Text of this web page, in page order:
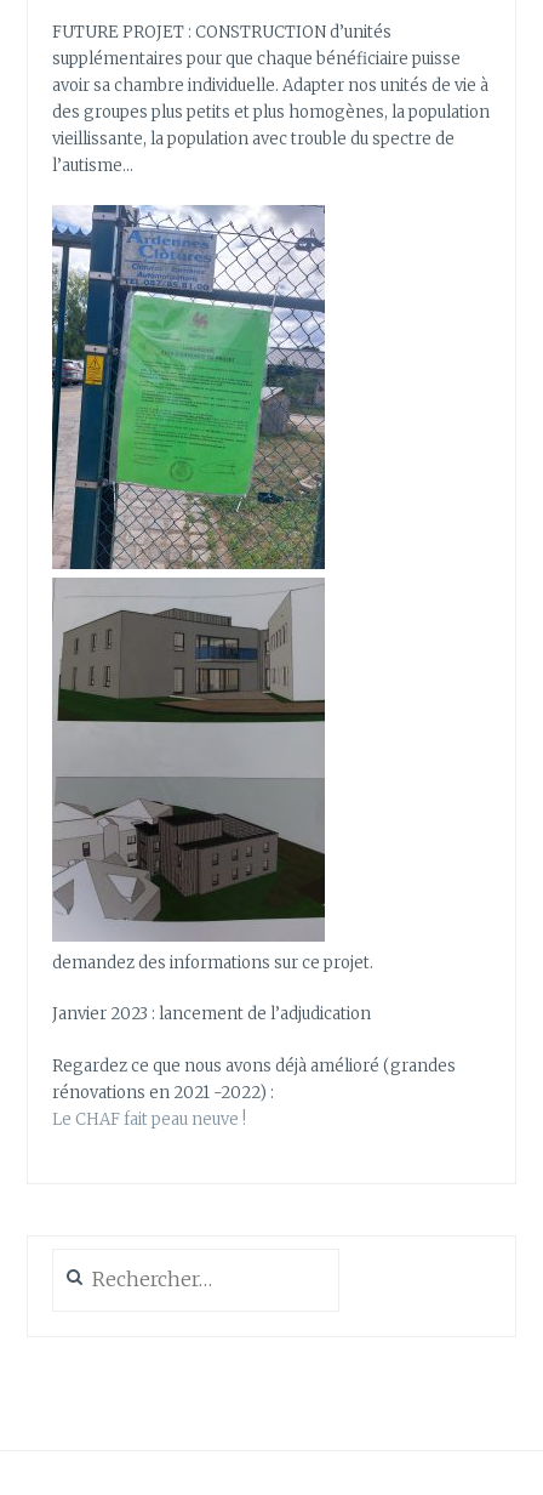
FUTURE PROJET : CONSTRUCTION d’unités
supplémentaires pour que chaque bénéficiaire puisse
avoir sa chambre individuelle. Adapter nos unités de vie à
des groupes plus petits et plus homogènes, la population
vieillissante, la population avec trouble du spectre de
l’autisme…
demandez des informations sur ce projet.
Janvier 2023 : lancement de l’adjudication
Regardez ce que nous avons déjà amélioré (grandes
rénovations en 2021 -2022) :
Le CHAF fait peau neuve !